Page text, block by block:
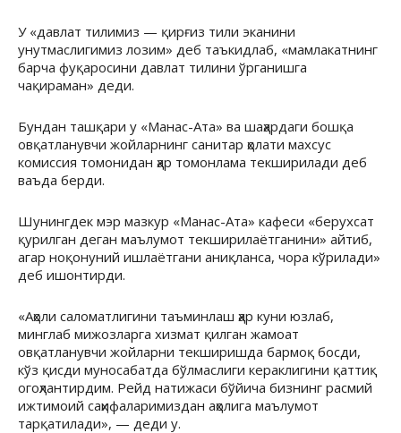
У «давлат тилимиз — қирғиз тили эканини
унутмаслигимиз лозим» деб таъкидлаб, «мамлакатнинг
барча фуқаросини давлат тилини ўрганишга
чақираман» деди.
Бундан ташқари у «Манас-Ата» ва шаҳардаги бошқа
овқатланувчи жойларнинг санитар ҳолати махсус
комиссия томонидан ҳар томонлама текширилади деб
ваъда берди.
Шунингдек мэр мазкур «Манас-Ата» кафеси «берухсат
қурилган деган маълумот текширилаётганини» айтиб,
агар ноқонуний ишлаётгани аниқланса, чора кўрилади»
деб ишонтирди.
«Аҳоли саломатлигини таъминлаш ҳар куни юзлаб,
минглаб мижозларга хизмат қилган жамоат
овқатланувчи жойларни текширишда бармоқ босди,
кўз қисди муносабатда бўлмаслиги кераклигини қаттиқ
огоҳлантирдим. Рейд натижаси бўйича бизнинг расмий
ижтимоий саҳифаларимиздан аҳолига маълумот
тарқатилади», — деди у.